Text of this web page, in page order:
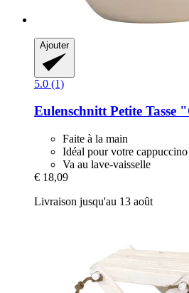
Ajouter
5.0 (1)
EulenschnittPetite Tasse
Faite à la main
Idéal pour votre cappuccino
Va au lave-vaisselle
€ 18,09
Livraison jusqu'au 13 août